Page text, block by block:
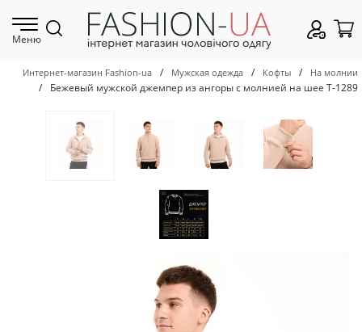
Меню
Интернет-магазин Fashion-ua / Мужская одежда / Кофты / На молнии
/ Бежевый мужской джемпер из ангоры с молнией на шее Т-1289